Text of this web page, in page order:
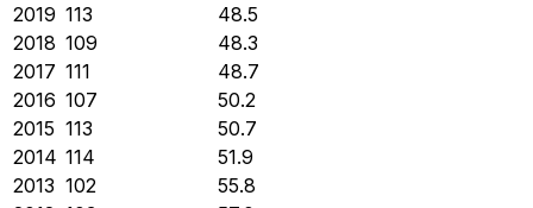
2019 113
48.5
2018 109
48.3
2017 111
48.7
2016 107
50.2
2015 113
50.7
2014 114
51.9
2013 102
55.8